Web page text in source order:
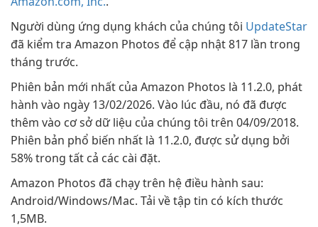
Người dùng ứng dụng khách của chúng tôi UpdateStar
đã kiểm tra Amazon Photos để cập nhật 817 lần trong
tháng trước.
Phiên bản mới nhất của Amazon Photos là 11.2.0, phát
hành vào ngày 13/02/2026. Vào lúc đầu, nó đã được
thêm vào cơ sở dữ liệu của chúng tôi trên 04/09/2018.
Phiên bản phổ biến nhất là 11.2.0, được sử dụng bởi
58% trong tất cả các cài đặt.
Amazon Photos đã chạy trên hệ điều hành sau:
Android/Windows/Mac. Tải về tập tin có kích thước
1,5MB.